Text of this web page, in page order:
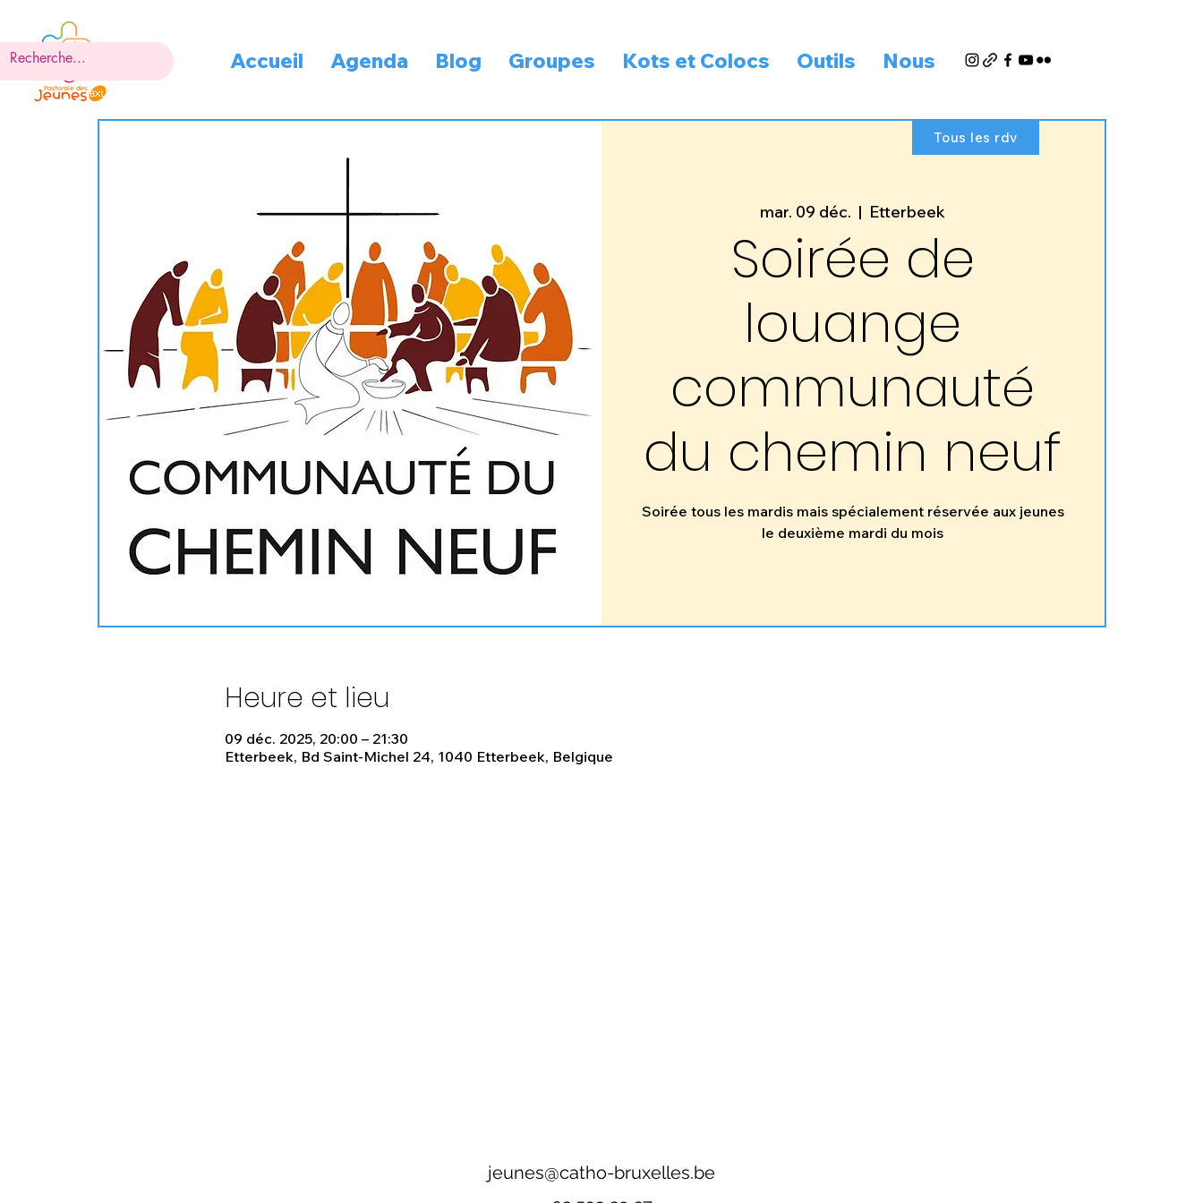
Accueil Agenda Blog Groupes Kots et Colocs Outils Nous
mar. 09 déc.
  |
Etterbeek
Soirée de
louange
communauté
du chemin neuf
Soirée tous les mardis mais spécialement réservée aux jeunes
le deuxième mardi du mois
Heure et lieu
09 déc. 2025, 20:00 – 21:30
Etterbeek, Bd Saint-Michel 24, 1040 Etterbeek, Belgique
Tous les rdv
jeunes@catho-bruxelles.be